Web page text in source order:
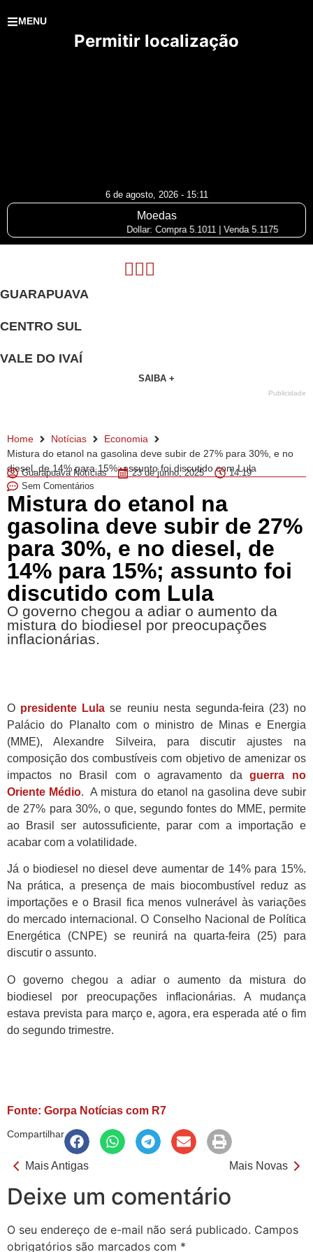
MENU
Permitir localização
6 de agosto, 2026 - 15:11
Moedas
Dollar: Compra 5.1011 | Venda 5.1175
GUARAPUAVA
CENTRO SUL
VALE DO IVAÍ
SAIBA +
Publicidade
Home Notícias
Economia
Mistura do etanol na gasolina deve subir de 27% para 30%, e no
diesel, de 14% para 15%; assunto foi discutido com Lula
Guarapuava Notícias 23 de junho, 2025
14:19
Sem Comentários
Mistura do etanol na
gasolina deve subir de 27%
para 30%, e no diesel, de
14% para 15%; assunto foi
discutido com Lula
O governo chegou a adiar o aumento da
mistura do biodiesel por preocupações
inflacionárias.
O presidente Lula se reuniu nesta segunda-feira (23) no
Palácio do Planalto com o ministro de Minas e Energia
(MME), Alexandre Silveira, para discutir ajustes na
composição dos combustíveis com objetivo de amenizar os
impactos no Brasil com o agravamento daguerra no
Oriente Médio.A mistura do etanol na gasolina deve subir
de 27% para 30%, o que, segundo fontes do MME, permite
ao Brasil ser autossuficiente, parar com a importação e
acabar com a volatilidade.
Já o biodiesel no diesel deve aumentar de 14% para 15%.
Na prática, a presença de mais biocombustível reduz as
importações e o Brasil fica menos vulnerável às variações
do mercado internacional.O Conselho Nacional de Política
Energética (CNPE) se reunirá na quarta-feira (25) para
discutir o assunto.
O governo chegou a adiar o aumento da mistura do
biodiesel por preocupações inflacionárias. A mudança
estava prevista para março e, agora, era esperada até o fim
do segundo trimestre.
Fonte: Gorpa Notícias com R7
Compartilhar
Mais Antigas Mais Novas
Deixe um comentário
O seu endereço de e-mail não será publicado. Campos
obrigatórios são marcados com *